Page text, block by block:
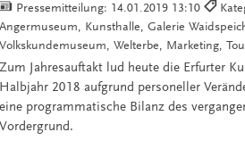
Pressemitteilung: 14.01.2019 13:10
Angermuseum, Kunsthalle, Galerie
Volkskundemuseum, Welterbe, Marketing,
Zum Jahresauftakt lud heute die Erfurter
Halbjahr 2018 aufgrund personeller
eine programmatische Bilanz des
Vordergrund.